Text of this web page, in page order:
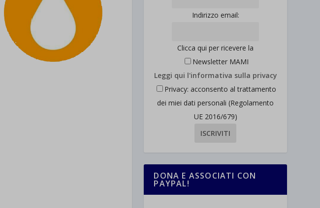
Indirizzo email:
Clicca qui per ricevere la
Newsletter MAMI
Leggi qui l'informativa sulla privacy
Privacy: acconsento al trattamento
dei miei dati personali (Regolamento
UE 2016/679)
DONA E ASSOCIATI CON
PAYPAL!